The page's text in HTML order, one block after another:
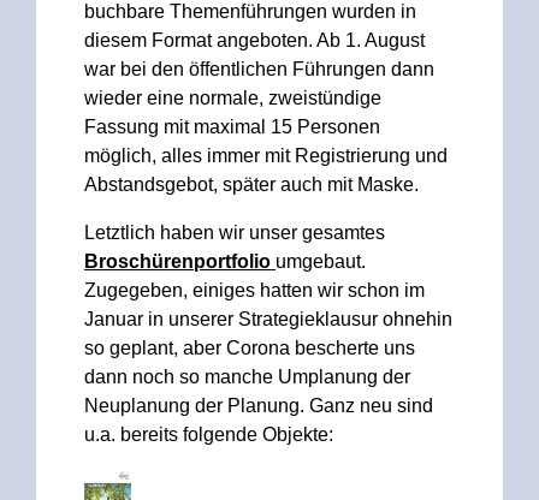
buchbare Themenführungen wurden in
diesem Format angeboten. Ab 1. August
war bei den öffentlichen Führungen dann
wieder eine normale, zweistündige
Fassung mit maximal 15 Personen
möglich, alles immer mit Registrierung und
Abstandsgebot, später auch mit Maske.
Letztlich haben wir unser gesamtes
Broschürenportfolio umgebaut.
Zugegeben, einiges hatten wir schon im
Januar in unserer Strategieklausur ohnehin
so geplant, aber Corona bescherte uns
dann noch so manche Umplanung der
Neuplanung der Planung. Ganz neu sind
u.a. bereits folgende Objekte: